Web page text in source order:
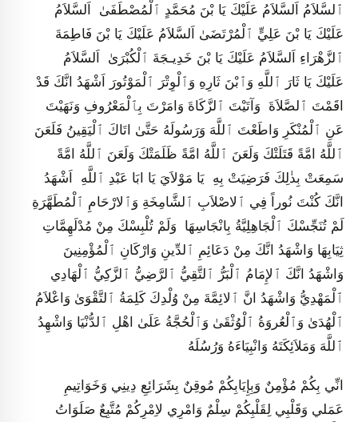
ٱلسَّلاَمُ اَلسَّلاَمُ عَلَيْكَ يَا بْنَ مُحَمَّدٍ ٱلْمُصْطَفَىٰ اَلسَّلاَمُ
عَلَيْكَ يَا بْنَ عَلِيٍّ ٱلْمُرْتَضَىٰ اَلسَّلاَمُ عَلَيْكَ يَا بْنَ فَاطِمَةَ
ٱلزَّهْرَاءِ اَلسَّلاَمُ عَلَيْكَ يَا بْنَ خَدِيـجَةَ ٱلْكُبْرَىٰ اَلسَّلاَمُ
عَلَيْكَ يَا ثَارَ ٱللَّهِ وَٱبْنَ ثَارِهِ وَٱلْوِتْرَ ٱلْمَوْتُورَ اَشْهَدُ انَّكَ قَدْ
اقَمْتَ ٱلصَّلاَةَ وَآتَيْتَ ٱلزَّكَاةَ وَامَرْتَ بِٱلْمَعْرُوفِ وَنَهَيْتَ
عَنِ ٱلْمُنْكَرِ وَاطَعْتَ ٱللَّهَ وَرَسُولَهُ حَتَّىٰ اتَاكَ ٱلْيَقِينُ فَلَعَنَ
ٱللَّهُ امَّةً قَتَلَتْكَ وَلَعَنَ ٱللَّهُ امَّةً ظَلَمَتْكَ وَلَعَنَ ٱللَّهُ امَّةً
سَمِعَتْ بِذٰلِكَ فَرَضِيَتْ بِهِ يَا مَوْلاَيَ يَا ابَا عَبْدِ ٱللَّهِ اَشْهَدُ
انَّكَ كُنْتَ نُوراً فِي ٱلاصْلاَبِ ٱلشَّامِخَةِ وَٱلارْحَامِ ٱلْمُطَهَّرَةِ
لَمْ تُنَجِّسْكَ ٱلْجَاهِلِيَّةُ بِانْجَاسِهَا وَلَمْ تُلْبِسْكَ مِنْ مُدْلَهِمَّاتِ
ثِيَابِهَا وَاشْهَدُ انَّكَ مِنْ دَعَائِمِ ٱلدِّينِ وَارْكَانِ ٱلْمُؤْمِنِينَ
وَاشْهَدُ انَّكَ ٱلإِمَامُ ٱلْبَرُّ ٱلتَّقِيُّ ٱلرَّضِيُّ ٱلزَّكِيُّ ٱلْهَادِي
ٱلْمَهْدِيُّ وَاشْهَدُ انَّ ٱلائِمَّةَ مِنْ وُلْدِكَ كَلِمَةُ ٱلتَّقْوَىٰ وَاعْلاَمُ
ٱلْهُدَىٰ وَٱلْعُروَةُ ٱلْوُثْقَىٰ وَٱلْحُجَّةُ عَلَىٰ اهْلِ ٱلدُّنْيَا وَاشْهِدُ
ٱللَّهَ وَمَلاَئِكَتَهُ وَانْبِيَاءَهُ وَرُسُلَهُ
انِّي بِكُمْ مُؤْمِنٌ وَبِإِيَابِكُمْ مُوقِنٌ بِشَرَائِعِ دِينِي وَخَوَاتِيمِ
عَمَلي وَقَلْبِي لِقَلْبِكُمْ سِلْمٌ وَامْرِي لاِمْرِكُمْ مُتَّبِعٌ صَلَوَاتُ